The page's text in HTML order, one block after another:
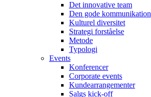
Det innovative team
Den gode kommunikation
Kulturel diversitet
Strategi forståelse
Metode
Typologi
Events
Konferencer
Corporate events
Kundearrangementer
Salgs kick-off